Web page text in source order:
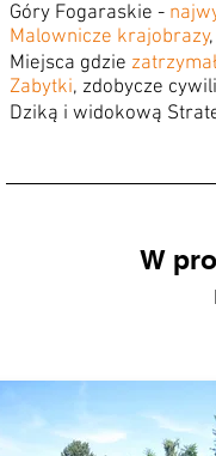
Góry Fogaraskie -
Malownicze krajobrazy
Miejsca gdzie
Zabytki, zdobycze
Dziką i widokową
W